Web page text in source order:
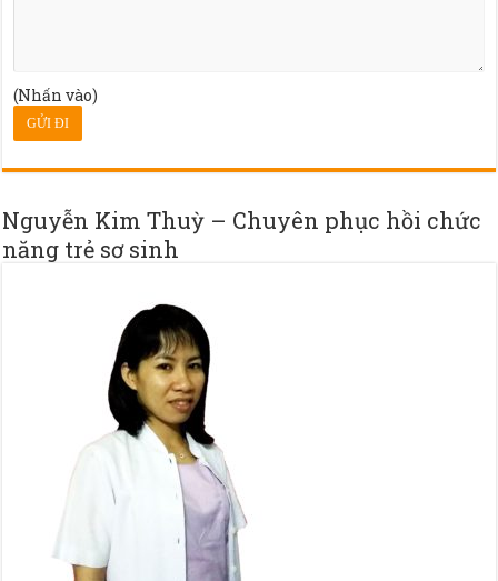
(Nhấn vào)
Nguyễn Kim Thuỳ – Chuyên phục hồi chức
năng trẻ sơ sinh